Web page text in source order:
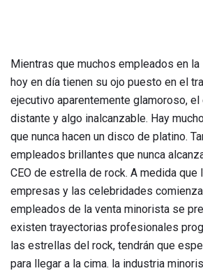
Mientras que muchos empleados en
hoy en día tienen su ojo puesto en el
ejecutivo aparentemente glamoroso,
distante y algo inalcanzable. Hay
que nunca hacen un disco de platino.
empleados brillantes que nunca
CEO de estrella de rock. A medida que
empresas y las celebridades
empleados de la venta minorista se
existen trayectorias profesionales
las estrellas del rock, tendrán que
para llegar a la cima. la industria